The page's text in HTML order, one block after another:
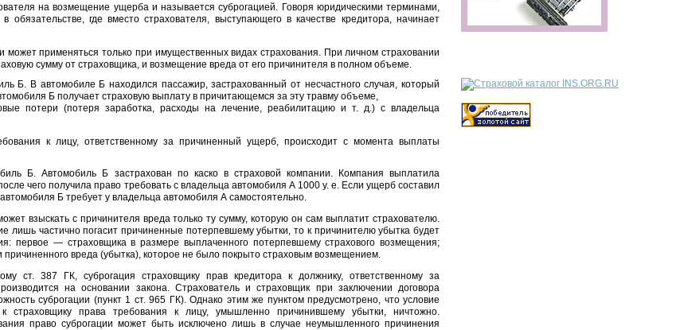
на возмещение ущерба и называется суброгацией. Говоря юридическими терминами,
обязательстве, где вместо страхователя, выступающего в качестве кредитора, начинает
может применяться только при имущественных видах страхования. При личном страховании
сумму от страховщика, и возмещение вреда от его причинителя в полном объеме.
Б. В автомобиле Б находился пассажир, застрахованный от несчастного случая, который
Б получает страховую выплату в причитающемся за эту травму объеме,
потери (потеря заработка, расходы на лечение, реабилитацию и т. д.) с владельца
к лицу, ответственному за причиненный ущерб, происходит с момента выплаты
Б. Автомобиль Б застрахован по каско в страховой компании. Компания выплатила
чего получила право требовать с владельца автомобиля А 1000 у. е. Если ущерб составил
Б требует у владельца автомобиля А самостоятельно.
взыскать с причинителя вреда только ту сумму, которую он сам выплатит страхователю.
лишь частично погасит причиненные потерпевшему убытки, то к причинителю убытка будет
первое — страховщика в размере выплаченного потерпевшему страхового возмещения;
причиненного вреда (убытка), которое не было покрыто страховым возмещением.
ст. 387 ГК, суброгация страховщику прав кредитора к должнику, ответственному за
на основании закона. Страхователь и страховщик при заключении договора
суброгации (пункт 1 ст. 965 ГК). Однако этим же пунктом предусмотрено, что условие
страховщику права требования к лицу, умышленно причинившему убытки, ничтожно.
право суброгации может быть исключено лишь в случае неумышленного причинения